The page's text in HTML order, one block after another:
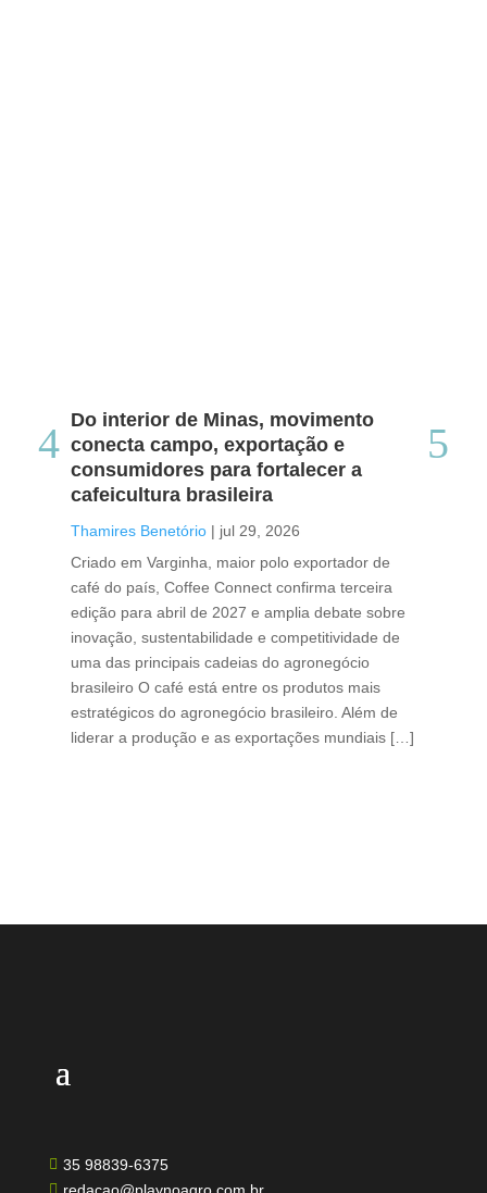
Do interior de Minas, movimento
conecta campo, exportação e
consumidores para fortalecer a
cafeicultura brasileira
Thamires Benetório | jul 29, 2026
Criado em Varginha, maior polo exportador de
café do país, Coffee Connect confirma terceira
edição para abril de 2027 e amplia debate sobre
inovação, sustentabilidade e competitividade de
uma das principais cadeias do agronegócio
brasileiro O café está entre os produtos mais
estratégicos do agronegócio brasileiro. Além de
liderar a produção e as exportações mundiais […]
 35 98839-6375
